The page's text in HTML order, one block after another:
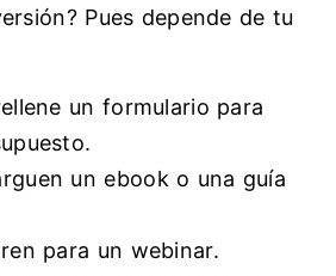
Pues depende de tu
un formulario para
un ebook o una guía
para un webinar.